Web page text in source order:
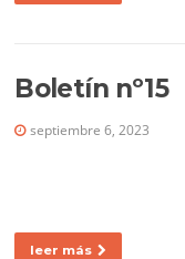
Boletín nº15
septiembre 6, 2023
leer más